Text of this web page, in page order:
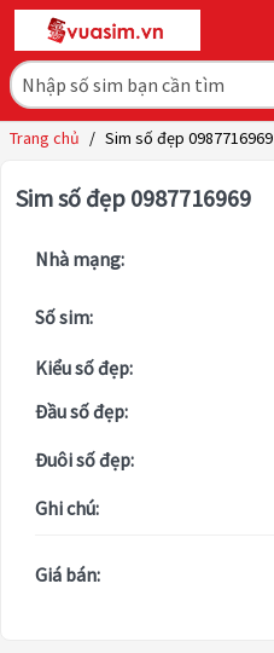
Trang chủ / Sim số đẹp 0987716969
Sim số đẹp 0987716969
Nhà mạng:
Số sim:
Kiểu số đẹp:
Đầu số đẹp:
Đuôi số đẹp:
Ghi chú:
Giá bán: